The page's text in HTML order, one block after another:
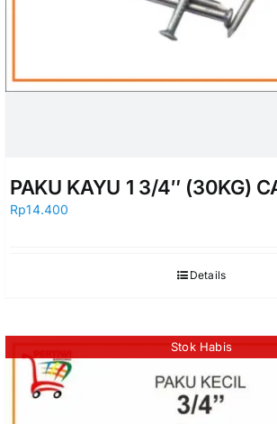
PAKU KAYU 1 3/4″ (30KG)
Rp14.400
Details
Stok Habis